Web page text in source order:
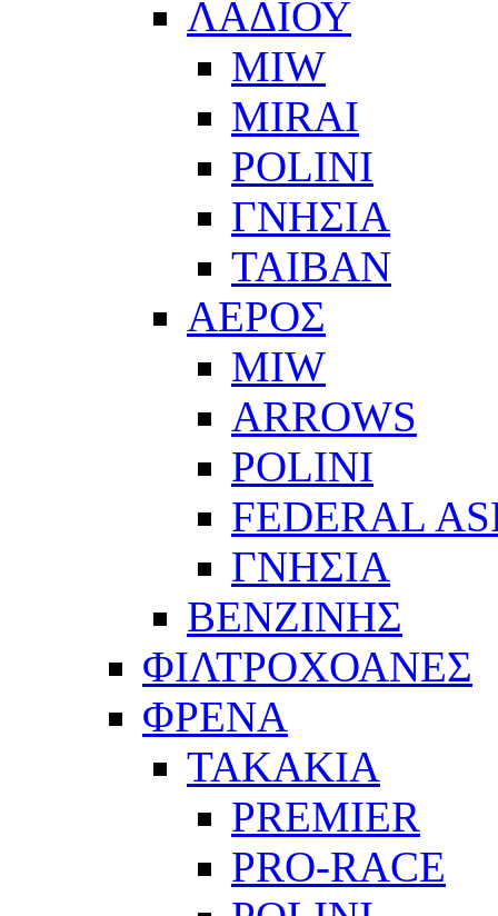
ΛΑΔΙΟΥ
MIW
MIRAI
POLINI
ΓΝΗΣΙΑ
ΤΑΙΒΑΝ
ΑΕΡΟΣ
MIW
ARROWS
POLINI
FEDERAL
ΓΝΗΣΙΑ
ΒΕΝΖΙΝΗΣ
ΦΙΛΤΡΟΧΟΑΝΕΣ
ΦΡΕΝΑ
ΤΑΚΑΚΙΑ
PREMIER
PRO-RACE